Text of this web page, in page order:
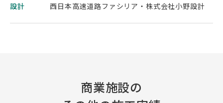
設計 西日本高速道路ファシリア・株式会社小野設計
商業施設の